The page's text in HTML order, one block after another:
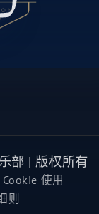
部 | 版权所有
使用
则